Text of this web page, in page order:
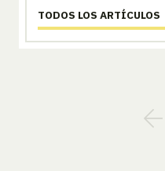
TODOS LOS ARTÍCULOS